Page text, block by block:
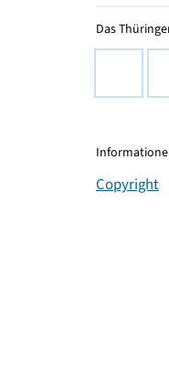
Das
Copyright